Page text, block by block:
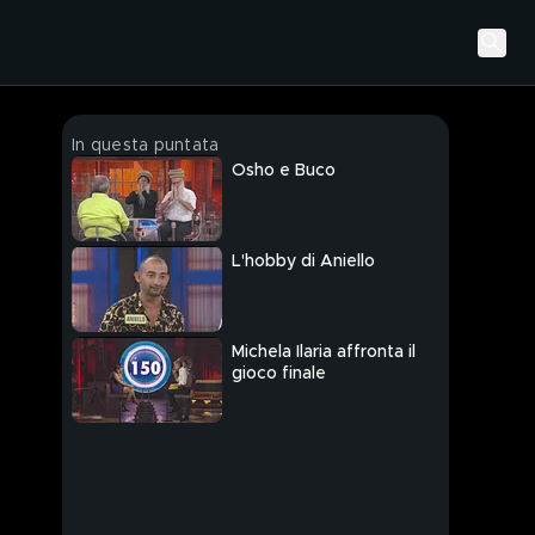
In questa puntata
Osho e Buco
L'hobby di Aniello
Michela Ilaria affronta il
gioco finale